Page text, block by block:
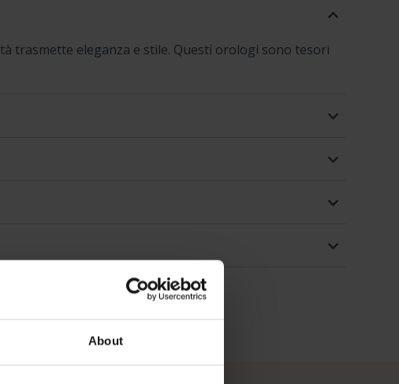
About
trasmette eleganza e stile. Questi orologi sono tesori